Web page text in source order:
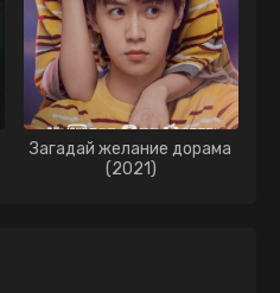
Загадай желание дорама
(2021)